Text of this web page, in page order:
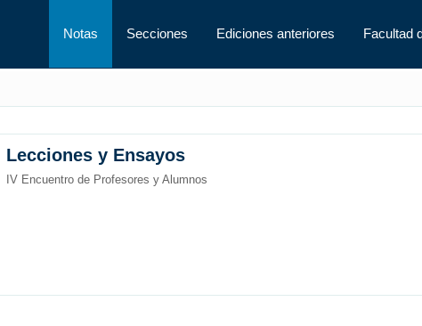
Notas Secciones Ediciones anteriores Facultad
Lecciones y Ensayos
IV Encuentro de Profesores y Alumnos